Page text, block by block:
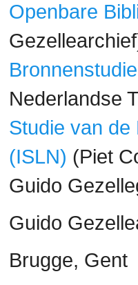
Openbare
Bronnenstudie
Nederlandse
Studie van de
(ISLN) (Piet
Guido
Guido
Brugge, Gent